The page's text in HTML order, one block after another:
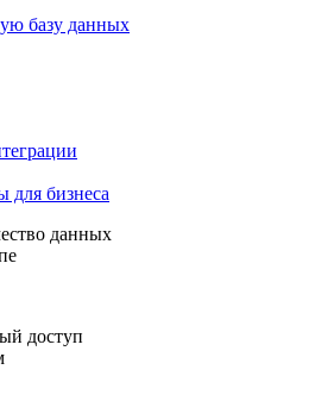
базу данных
для бизнеса
данных
доступ